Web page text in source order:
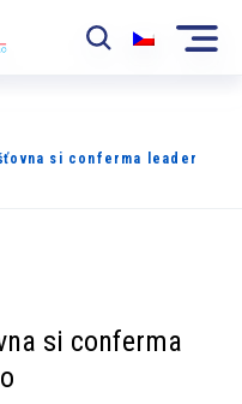
si conferma leader
si conferma